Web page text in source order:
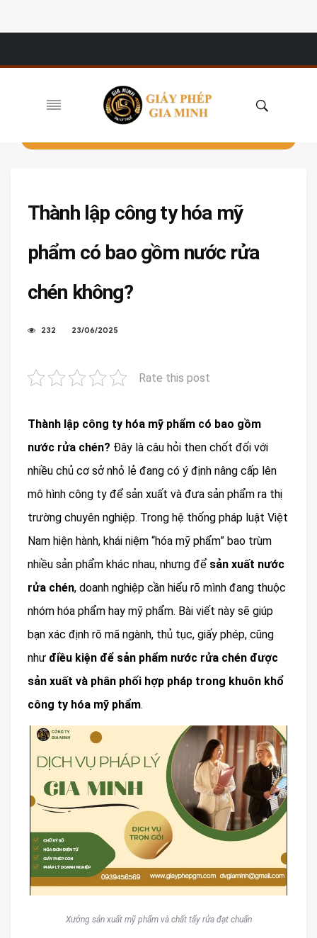
Thành lập công ty hóa mỹ
phẩm có bao gồm nước rửa
chén không?
232 23/06/2025
Rate this post
Thành lập công ty hóa mỹ phẩm có bao gồm
nước rửa chén? Đây là câu hỏi then chốt đối với
nhiều chủ cơ sở nhỏ lẻ đang có ý định nâng cấp lên
mô hình công ty để sản xuất và đưa sản phẩm ra thị
trường chuyên nghiệp. Trong hệ thống pháp luật Việt
Nam hiện hành, khái niệm “hóa mỹ phẩm” bao trùm
nhiều sản phẩm khác nhau, nhưng để sản xuất nước
rửa chén, doanh nghiệp cần hiểu rõ mình đang thuộc
nhóm hóa phẩm hay mỹ phẩm. Bài viết này sẽ giúp
bạn xác định rõ mã ngành, thủ tục, giấy phép, cũng
như điều kiện để sản phẩm nước rửa chén được
sản xuất và phân phối hợp pháp trong khuôn khổ
công ty hóa mỹ phẩm.
Xưởng sản xuất mỹ phẩm và chất tẩy rửa đạt chuẩn